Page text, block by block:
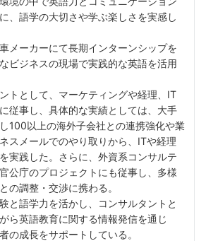
、語学の大切さや学ぶ楽しさを実感し
メーカーにて長期インターンシップを
ビジネスの現場で実践的な英語を活用
トとして、マーケティングや経理、IT
従事し、具体的な実績としては、大手
100以上の海外子会社との連携強化や業
スメールでのやり取りから、ITや経理
実践した。さらに、外資系コンサルテ
公庁のプロジェクトにも従事し、多様
の調整・交渉に携わる。
と語学力を活かし、コンサルタントと
ら英語教育に関する情報発信を通じ
の成長をサポートしている。